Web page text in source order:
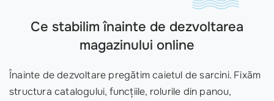
Ce stabilim înainte de dezvoltarea
magazinului online
Înainte de dezvoltare pregătim caietul de sarcini. Fixăm
structura catalogului, funcțiile, rolurile din panou,